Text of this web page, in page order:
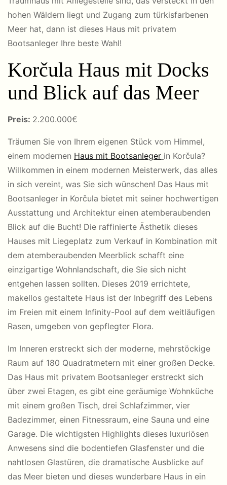
hohen Wäldern liegt und Zugang zum türkisfarbenen
Meer hat, dann ist dieses Haus mit privatem
Bootsanleger Ihre beste Wahl!
Korčula Haus mit Docks
und Blick auf das Meer
Preis: 2.200.000€
Träumen Sie von Ihrem eigenen Stück vom Himmel,
einem modernen Haus mit Bootsanleger in Korčula?
Willkommen in einem modernen Meisterwerk, das alles
in sich vereint, was Sie sich wünschen! Das Haus mit
Bootsanleger in Korčula bietet mit seiner hochwertigen
Ausstattung und Architektur einen atemberaubenden
Blick auf die Bucht! Die raffinierte Ästhetik dieses
Hauses mit Liegeplatz zum Verkauf in Kombination mit
dem atemberaubenden Meerblick schafft eine
einzigartige Wohnlandschaft, die Sie sich nicht
entgehen lassen sollten. Dieses 2019 errichtete,
makellos gestaltete Haus ist der Inbegriff des Lebens
im Freien mit einem Infinity-Pool auf dem weitläufigen
Rasen, umgeben von gepflegter Flora.
Im Inneren erstreckt sich der moderne, mehrstöckige
Raum auf 180 Quadratmetern mit einer großen Decke.
Das Haus mit privatem Bootsanleger erstreckt sich
über zwei Etagen, es gibt eine geräumige Wohnküche
mit einem großen Tisch, drei Schlafzimmer, vier
Badezimmer, einen Fitnessraum, eine Sauna und eine
Garage. Die wichtigsten Highlights dieses luxuriösen
Anwesens sind die bodentiefen Glasfenster und die
nahtlosen Glastüren, die dramatische Ausblicke auf
das Meer bieten und dieses wunderbare Haus in ein